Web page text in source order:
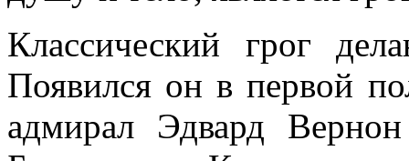
Классический грог
Появился он в первой
адмирал Эдвард